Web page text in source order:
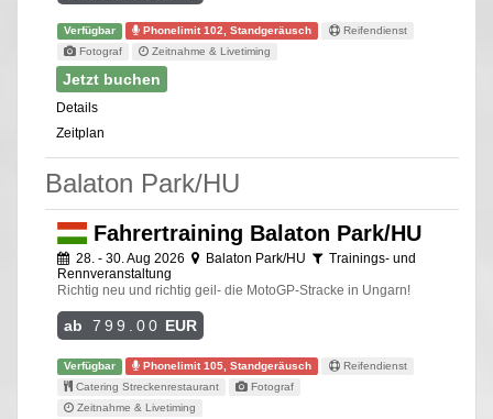
Verfügbar Phonelimit 102, Standgeräusch
Reifendienst
Fotograf
Zeitnahme & Livetiming
Jetzt buchen
Details
Zeitplan
Balaton Park/HU
Fahrertraining Balaton Park/HU
28. - 30. Aug 2026 Balaton Park/HU
Trainings- und
Rennveranstaltung
Richtig neu und richtig geil- die MotoGP-Stracke in Ungarn!
ab 799.00 EUR
Verfügbar Phonelimit 105, Standgeräusch
Reifendienst
Catering Streckenrestaurant
Fotograf
Zeitnahme & Livetiming